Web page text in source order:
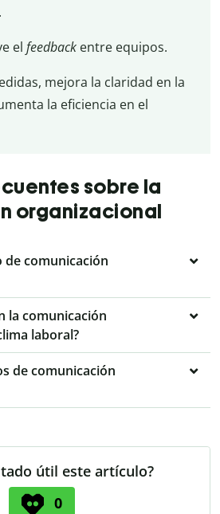
el feedbackentre equipos.
mejora la claridad en la
la eficiencia en el
sobre la
organizacional
de comunicación
la comunicación
laboral?
de comunicación
útil este artículo?
0